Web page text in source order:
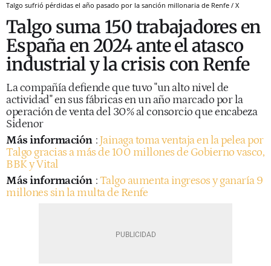
Talgo sufrió pérdidas el año pasado por la sanción millonaria de Renfe / X
Talgo suma 150 trabajadores en
España en 2024 ante el atasco
industrial y la crisis con Renfe
La compañía defiende que tuvo "un alto nivel de
actividad" en sus fábricas en un año marcado por la
operación de venta del 30% al consorcio que encabeza
Sidenor
Más información : Jainaga toma ventaja en la pelea por
Talgo gracias a más de 100 millones de Gobierno vasco,
BBK y Vital
Más información :Talgo aumenta ingresos y ganaría 9
millones sin la multa de Renfe